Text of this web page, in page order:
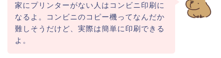
家にプリンターがない人はコンビニ印刷に
なるよ。コンビニのコピー機ってなんだか
難しそうだけど、実際は簡単に印刷できる
よ。